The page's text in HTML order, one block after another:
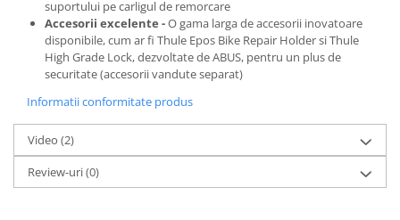
suportului pe carligul de remorcare
Accesorii excelente -O gama larga de accesorii inovatoare
disponibile, cum ar fi Thule Epos Bike Repair Holder si Thule
High Grade Lock, dezvoltate de ABUS, pentru un plus de
securitate (accesorii vandute separat)
Informatii conformitate produs
Video (2)
Review-uri(0)